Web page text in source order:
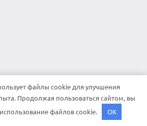
файлы cookie для улучшения
Продолжая пользоваться сайтом, вы
файлов cookie.
OK